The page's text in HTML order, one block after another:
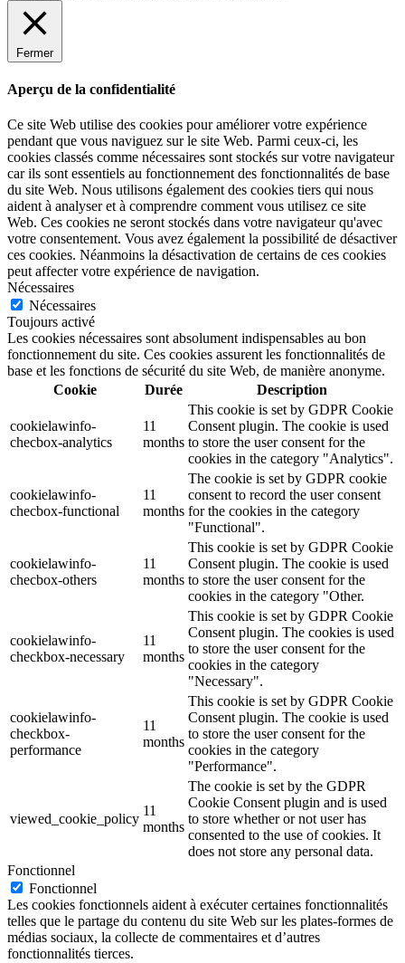
Fermer
Aperçu de la confidentialité
Ce site Web utilise des cookies pour améliorer votre expérience
pendant que vous naviguez sur le site Web. Parmi ceux-ci, les
cookies classés comme nécessaires sont stockés sur votre navigateur
car ils sont essentiels au fonctionnement des fonctionnalités de base
du site Web. Nous utilisons également des cookies tiers qui nous
aident à analyser et à comprendre comment vous utilisez ce site
Web. Ces cookies ne seront stockés dans votre navigateur qu'avec
votre consentement. Vous avez également la possibilité de désactiver
ces cookies. Néanmoins la désactivation de certains de ces cookies
peut affecter votre expérience de navigation.
Nécessaires
Nécessaires
Toujours activé
Les cookies nécessaires sont absolument indispensables au bon
fonctionnement du site. Ces cookies assurent les fonctionnalités de
base et les fonctions de sécurité du site Web, de manière anonyme.
Cookie
Durée Description
cookielawinfo-
checbox-analytics
11
months
This cookie is set by GDPR Cookie
Consent plugin. The cookie is used
to store the user consent for the
cookies in the category "Analytics".
cookielawinfo-
checbox-functional
11
months
The cookie is set by GDPR cookie
consent to record the user consent
for the cookies in the category
"Functional".
cookielawinfo-
checbox-others
11
months
This cookie is set by GDPR Cookie
Consent plugin. The cookie is used
to store the user consent for the
cookies in the category "Other.
cookielawinfo-
checkbox-necessary
11
months
This cookie is set by GDPR Cookie
Consent plugin. The cookies is used
to store the user consent for the
cookies in the category
"Necessary".
cookielawinfo-
checkbox-
performance
11
months
This cookie is set by GDPR Cookie
Consent plugin. The cookie is used
to store the user consent for the
cookies in the category
"Performance".
viewed_cookie_policy
11
months
The cookie is set by the GDPR
Cookie Consent plugin and is used
to store whether or not user has
consented to the use of cookies. It
does not store any personal data.
Fonctionnel
Fonctionnel
Les cookies fonctionnels aident à exécuter certaines fonctionnalités
telles que le partage du contenu du site Web sur les plates-formes de
médias sociaux, la collecte de commentaires et d’autres
fonctionnalités tierces.